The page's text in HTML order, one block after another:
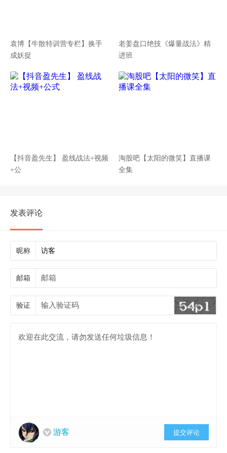
袁博【牛散特训营专栏】换手
成妖捉
老姜盘口绝技《爆量战法》精
进班
【抖音盈先生】 盈线战法+视频
+公
淘股吧【太阳的微笑】直播课
全集
发表评论
昵称
邮箱
验证
游客 提交评论